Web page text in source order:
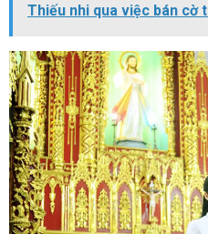
Thiếu nhi qua việc bán cờ